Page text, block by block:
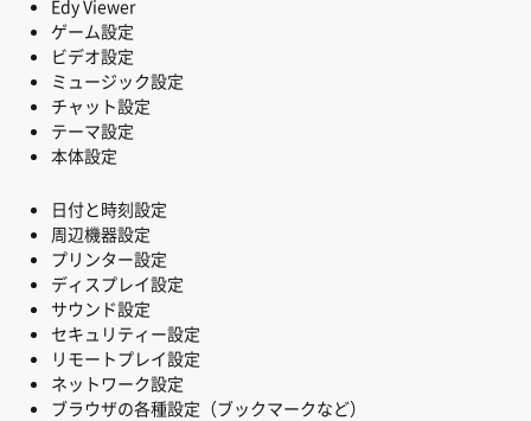
Edy Viewer
ゲーム設定
ビデオ設定
ミュージック設定
チャット設定
テーマ設定
本体設定
日付と時刻設定
周辺機器設定
プリンター設定
ディスプレイ設定
サウンド設定
セキュリティー設定
リモートプレイ設定
ネットワーク設定
ブラウザの各種設定（ブックマークなど）